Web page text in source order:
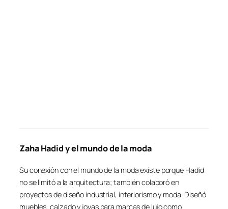
Zaha Hadid y el mundo de la moda
Su conexión con el mundo de la moda existe porque Hadid
no se limitó a la arquitectura; también colaboró en
proyectos de diseño industrial, interiorismo y moda. Diseñó
muebles, calzado y joyas para marcas de lujo como